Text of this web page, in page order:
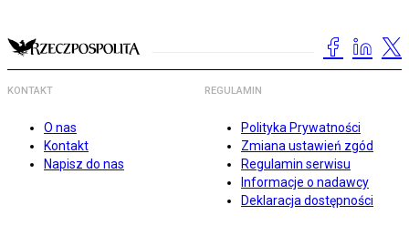
KONTAKT
O nas
Kontakt
Napisz do nas
REGULAMIN
Polityka Prywatności
Zmiana ustawień zgód
Regulamin serwisu
Informacje o nadawcy
Deklaracja dostępności